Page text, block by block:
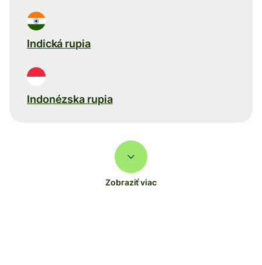
Indická rupia
Indonézska rupia
Zobraziť viac